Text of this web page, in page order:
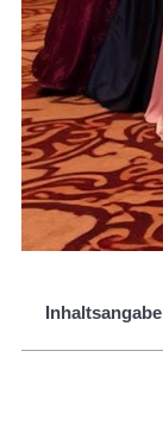
Inhaltsangabe